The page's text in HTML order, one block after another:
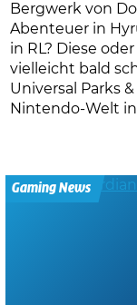
Bergwerk von
Abenteuer in
in RL? Diese
vielleicht bald
Universal Parks
Nintendo-Welt
Gaming News